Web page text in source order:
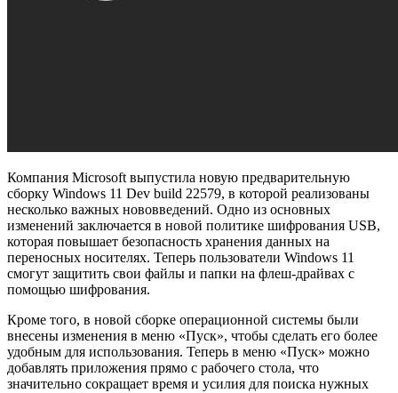
Компания Microsoft выпустила новую предварительную
сборку Windows 11 Dev build 22579, в которой реализованы
несколько важных нововведений. Одно из основных
изменений заключается в новой политике шифрования USB,
которая повышает безопасность хранения данных на
переносных носителях. Теперь пользователи Windows 11
смогут защитить свои файлы и папки на флеш-драйвах с
помощью шифрования.
Кроме того, в новой сборке операционной системы были
внесены изменения в меню «Пуск», чтобы сделать его более
удобным для использования. Теперь в меню «Пуск» можно
добавлять приложения прямо с рабочего стола, что
значительно сокращает время и усилия для поиска нужных